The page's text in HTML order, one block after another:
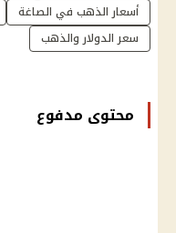
أسعار الذهب في الصاغة
سعر الدولار والذهب
محتوى مدفوع